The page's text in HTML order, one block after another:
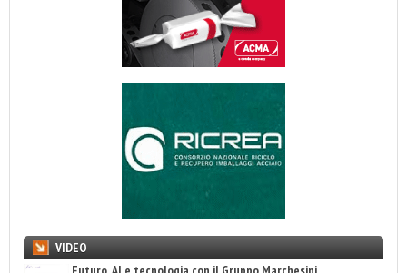
VIDEO